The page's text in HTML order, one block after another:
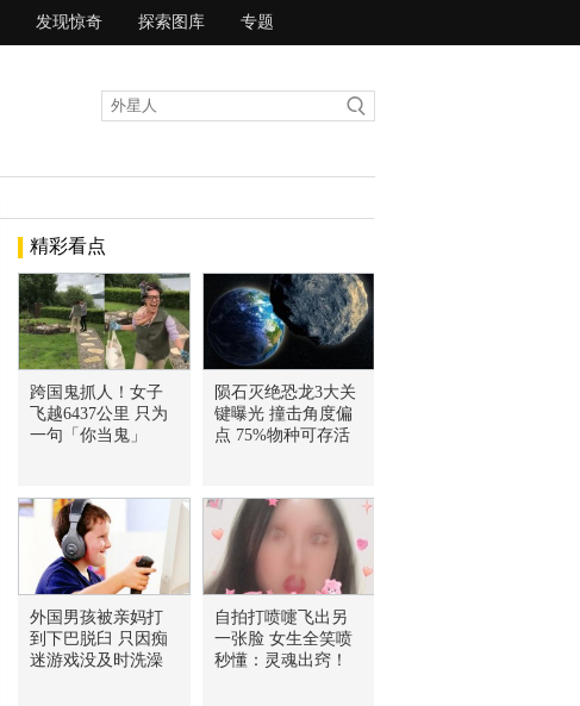
发现惊奇 探索图库 专题
精彩看点
跨国鬼抓人！女子
飞越6437公里 只为
一句「你当鬼」
陨石灭绝恐龙3大关
键曝光 撞击角度偏
点 75%物种可存活
外国男孩被亲妈打
到下巴脱臼 只因痴
迷游戏没及时洗澡
自拍打喷嚏飞出另
一张脸 女生全笑喷
秒懂：灵魂出窍！